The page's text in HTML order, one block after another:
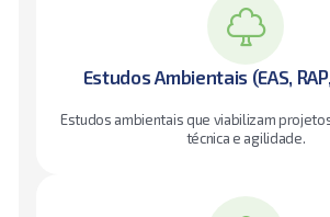
Estudos Ambientais (EAS,
Estudos ambientais que viabilizam
técnica e agilidade.